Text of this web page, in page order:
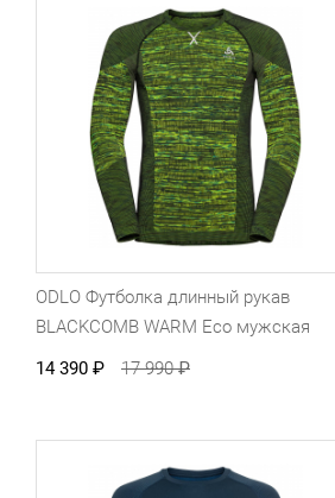
ODLO Футболка длинный рукав
BLACKCOMB WARM Eco мужская
14 390 ₽ 17 990₽